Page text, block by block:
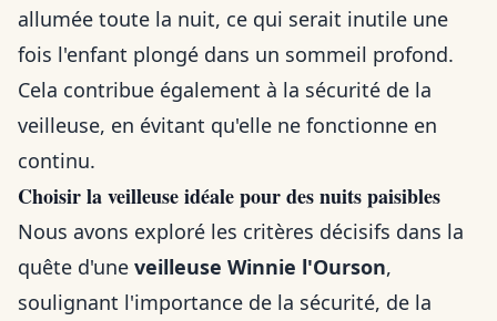
allumée toute la nuit, ce qui serait inutile une
fois l'enfant plongé dans un sommeil profond.
Cela contribue également à la sécurité de la
veilleuse, en évitant qu'elle ne fonctionne en
continu.
Choisir la veilleuse idéale pour des nuits paisibles
Nous avons exploré les critères décisifs dans la
quête d'une veilleuse Winnie l'Ourson,
soulignant l'importance de la sécurité, de la